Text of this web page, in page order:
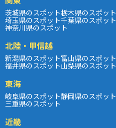
茨城県のスポット栃木県のスポット
埼玉県のスポット千葉県のスポット
神奈川県のスポット
北陸・甲信越
新潟県のスポット富山県のスポット
福井県のスポット山梨県のスポット
東海
岐阜県のスポット静岡県のスポット
三重県のスポット
近畿